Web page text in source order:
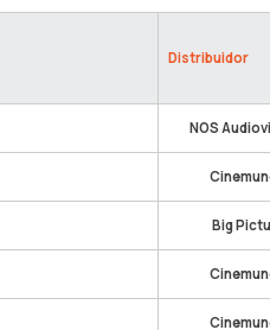
Distribuidor
NOS
Big